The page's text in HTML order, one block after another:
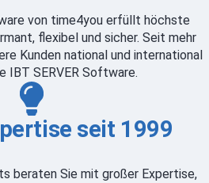
von time4you erfüllt höchste
flexibel und sicher. Seit mehr
Kunden national und international
IBT SERVER Software.
seit 1999
beraten Sie mit großer Expertise,